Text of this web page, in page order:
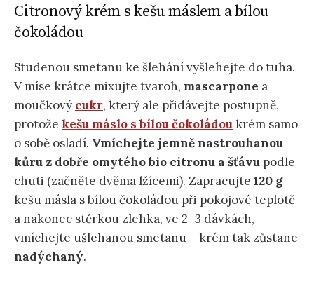
Citronový krém s kešu máslem a bílou
čokoládou
Studenou smetanu ke šlehání vyšlehejte do tuha.
V míse krátce mixujte tvaroh, mascarpone a
moučkový cukr, který ale přidávejte postupně,
protože kešu máslo s bílou čokoládoukrém samo
o sobě osladí. Vmíchejte jemně nastrouhanou
kůru z dobře omytého bio citronu a šťávu podle
chuti (začněte dvěma lžícemi). Zapracujte 120 g
kešu másla s bílou čokoládou při pokojové teplotě
a nakonec stěrkou zlehka, ve 2–3 dávkách,
vmíchejte ušlehanou smetanu – krém tak zůstane
nadýchaný.